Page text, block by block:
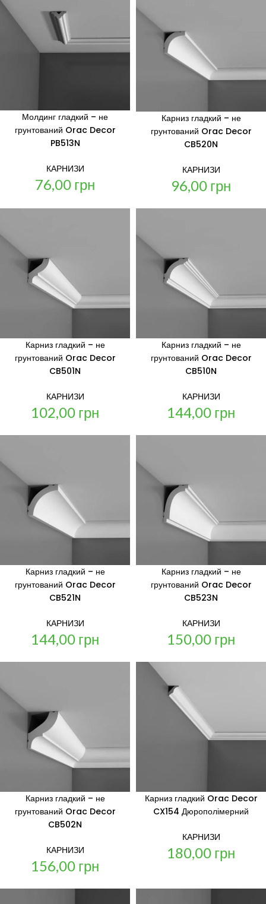
Молдинг гладкий – не
грунтований Orac Decor
PB513N
КАРНИЗИ
76,00 грн
Карниз гладкий – не
грунтований Orac Decor
CB520N
КАРНИЗИ
96,00 грн
Карниз гладкий – не
грунтований Orac Decor
CB501N
КАРНИЗИ
102,00 грн
Карниз гладкий – не
грунтований Orac Decor
CB510N
КАРНИЗИ
144,00 грн
Карниз гладкий – не
грунтований Orac Decor
CB521N
КАРНИЗИ
144,00 грн
Карниз гладкий – не
грунтований Orac Decor
CB523N
КАРНИЗИ
150,00 грн
Карниз гладкий – не
грунтований Orac Decor
CB502N
КАРНИЗИ
156,00 грн
Карниз гладкий Orac Decor
CX154 Дюрополімерний
КАРНИЗИ
180,00 грн